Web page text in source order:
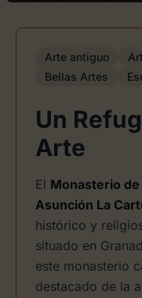
Arte antiguo
Bellas Artes
Un
Arte
El Monasterio
Asunción La
histórico y
situado en
este monasterio
destacado de la